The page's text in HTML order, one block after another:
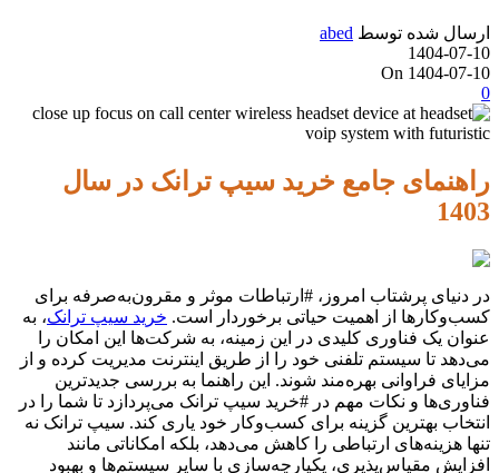
ارسال شده توسط abed
1404-07-10
On 1404-07-10
0
راهنمای جامع خرید سیپ ترانک در سال
1403
در دنیای پرشتاب امروز، #ارتباطات موثر و مقرون‌به‌صرفه برای
کسب‌وکارها از اهمیت حیاتی برخوردار است. خرید سیپ ترانک، به
عنوان یک فناوری کلیدی در این زمینه، به شرکت‌ها این امکان را
می‌دهد تا سیستم تلفنی خود را از طریق اینترنت مدیریت کرده و از
مزایای فراوانی بهره‌مند شوند. این راهنما به بررسی جدیدترین
فناوری‌ها و نکات مهم در #خرید سیپ ترانک می‌پردازد تا شما را در
انتخاب بهترین گزینه برای کسب‌وکار خود یاری کند. سیپ ترانک نه
تنها هزینه‌های ارتباطی را کاهش می‌دهد، بلکه امکاناتی مانند
افزایش مقیاس‌پذیری، یکپارچه‌سازی با سایر سیستم‌ها و بهبود